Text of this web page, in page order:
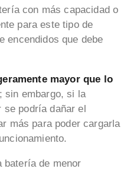
con más capacidad o
para este tipo de
encendidos que debe
mayor que lo
sin embargo, si la
podría dañar el
más para poder cargarla
batería de menor